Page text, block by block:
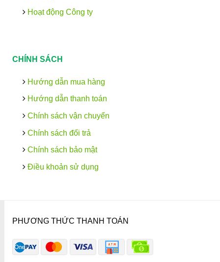
Hoạt động Công ty
CHÍNH SÁCH
Hướng dẫn mua hàng
Hướng dẫn thanh toán
Chính sách vận chuyển
Chính sách đổi trả
Chính sách bảo mật
Điều khoản sử dụng
PHƯƠNG THỨC THANH TOÁN